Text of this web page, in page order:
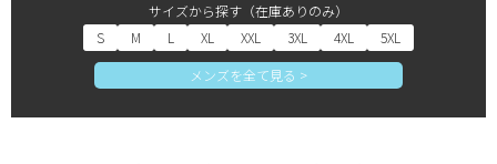
サイズから探す（在庫ありのみ）
S
M L XL XXL 3XL 4XL
5XL
メンズを全て見る >